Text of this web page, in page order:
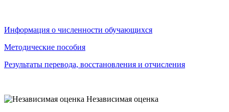
Информация о численности обучающихся
Методические пособия
Результаты перевода, восстановления и отчисления
Независимая оценка